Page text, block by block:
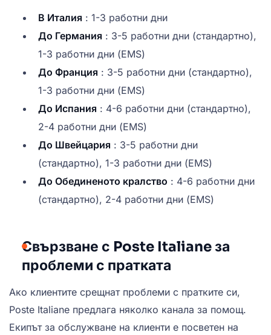
В Италия : 1-3 работни дни
До Германия : 3-5 работни дни (стандартно),
1-3 работни дни (EMS)
До Франция : 3-5 работни дни (стандартно),
1-3 работни дни (EMS)
До Испания : 4-6 работни дни (стандартно),
2-4 работни дни (EMS)
До Швейцария : 3-5 работни дни
(стандартно), 1-3 работни дни (EMS)
До Обединеното кралство : 4-6 работни дни
(стандартно), 2-4 работни дни (EMS)
Свързване с Poste Italiane за
проблеми с пратката
Ако клиентите срещнат проблеми с пратките си,
Poste Italiane предлага няколко канала за помощ.
Екипът за обслужване на клиенти е посветен на